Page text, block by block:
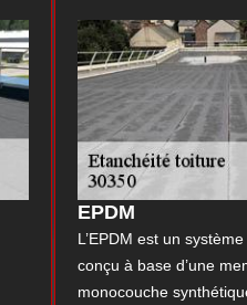
EPDM
L’EPDM est un
conçu à base d’une
monocouche